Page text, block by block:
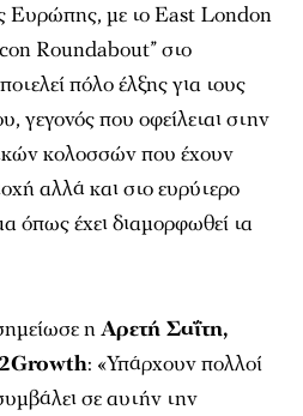
Ευρώπης, με το East London
Roundabout” στο
πόλο έλξης για τους
γεγονός που οφείλεται στην
κολοσσών που έχουν
αλλά και στο ευρύτερο
όπως έχει διαμορφωθεί τα
ηΑρετή Σαΐτη,
: «Υπάρχουν πολλοί
σε αυτήν την